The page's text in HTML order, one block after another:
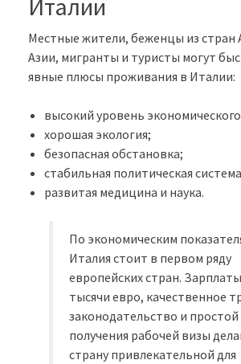
Италии
Местные жители, беженцы из стран
Азии, мигранты и туристы могут
явные плюсы проживания в Италии:
высокий уровень
хорошая экология;
безопасная обстановка;
стабильная политическая
развитая медицина и наука.
По экономическим
Италия стоит в первом ряду
европейских стран.
тысячи евро, качественное
законодательство и простой
получения рабочей визы
страну привлекательной для